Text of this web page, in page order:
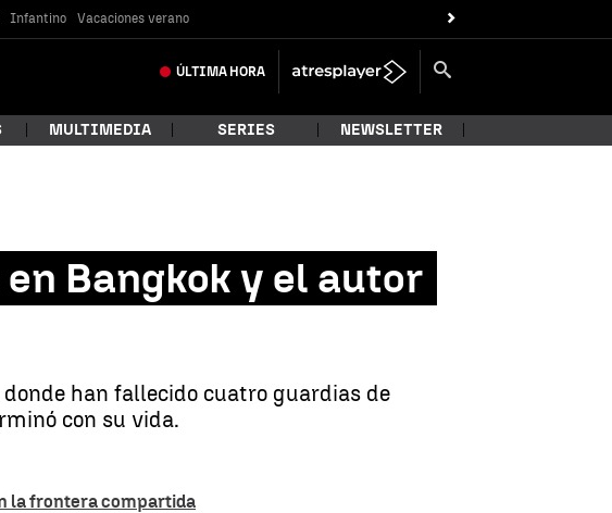
Infantino Vacaciones verano
ÚLTIMA HORA
MULTIMEDIA SERIES NEWSLETTER
Bangkok y el autor
han fallecido cuatro guardias de
con su vida.
la frontera compartida